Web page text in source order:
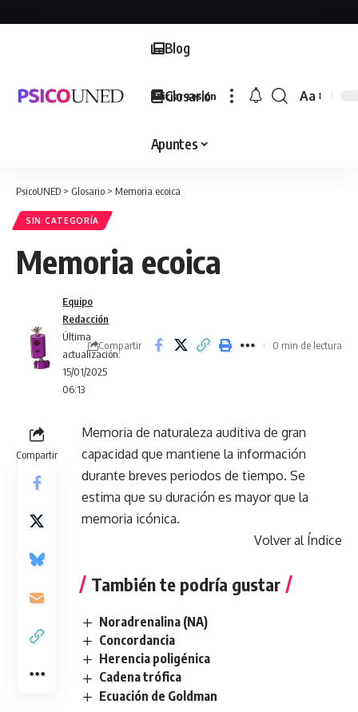
Blog
Glosario
Apuntes
Iniciar sesión
Font
Aa
PsicoUNED > Glosario > Memoria ecoica
SIN CATEGORÍA
Memoria ecoica
Última
actualización:
15/01/2025
06:13
Equipo
Redacción
Compartir 0 min de lectura
Compartir
Memoria de naturaleza auditiva de gran
capacidad que mantiene la información
durante breves periodos de tiempo. Se
estima que su duración es mayor que la
memoria icónica.
Volver al Índice
También te podría gustar
Noradrenalina (NA)
Concordancia
Herencia poligénica
Cadena trófica
Ecuación de Goldman